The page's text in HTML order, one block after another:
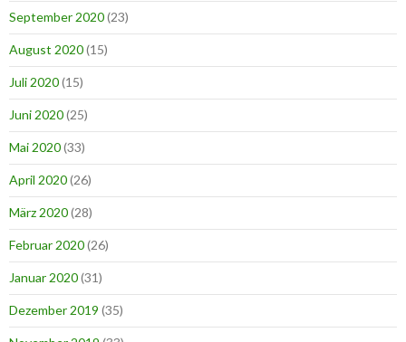
September 2020(23)
August 2020(15)
Juli 2020(15)
Juni 2020(25)
Mai 2020(33)
April 2020(26)
März 2020(28)
Februar 2020(26)
Januar 2020(31)
Dezember 2019 (35)